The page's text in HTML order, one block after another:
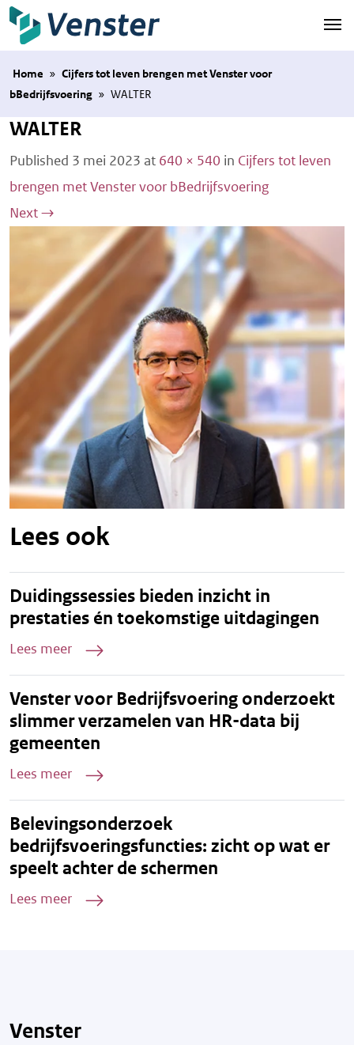
Naar hoofdinhoud
Home » Cijfers tot leven brengen met Venster voor
bBedrijfsvoering » WALTER
WALTER
Published 3 mei 2023 at 640 × 540 in Cijfers tot leven
brengen met Venster voor bBedrijfsvoering
Next→
Lees ook
Duidingssessies bieden inzicht in
prestaties én toekomstige uitdagingen
Lees meer
Venster voor Bedrijfsvoering onderzoekt
slimmer verzamelen van HR-data bij
gemeenten
Lees meer
Belevingsonderzoek
bedrijfsvoeringsfuncties: zicht op wat er
speelt achter de schermen
Lees meer
Venster